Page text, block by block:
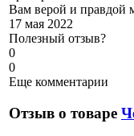
Вам верой и правдой
17 мая 2022
Полезный отзыв?
0
0
Еще комментарии
Отзыв о товаре